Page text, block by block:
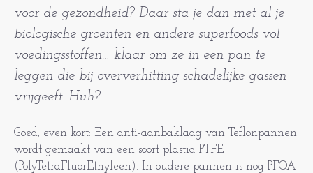
voor de gezondheid? Daar sta je dan met al je
biologische groenten en andere superfoods vol
voedingsstoffen… klaar om ze in een pan te
leggen die bij oververhitting schadelijke gassen
vrijgeeft. Huh?
Goed, even kort: Een anti-aanbaklaag van Teflonpannen
wordt gemaakt van een soort plastic: PTFE
(PolyTetraFluorEthyleen). In oudere pannen is nog PFOA